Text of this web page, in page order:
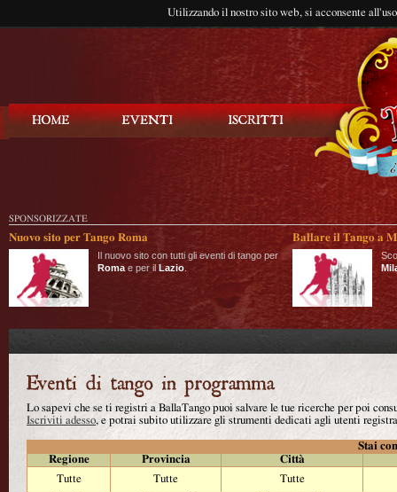
Utilizzando il nostro sito web, si acconsente
SPONSORIZZATE
Nuovo sito per Tango Roma
Il nuovo sito con tutti gli eventi di tango per
Roma e per il Lazio
Ballare il Tango a
Lo sapevi che se ti registri a BallaTango puoi salvare le tue ricerche per poi
Iscriviti adesso, e potrai subito utilizzare gli strumenti dedicati agli utenti
Stai
Regione
Provincia
Città
Tutte
Tutte
Tutte